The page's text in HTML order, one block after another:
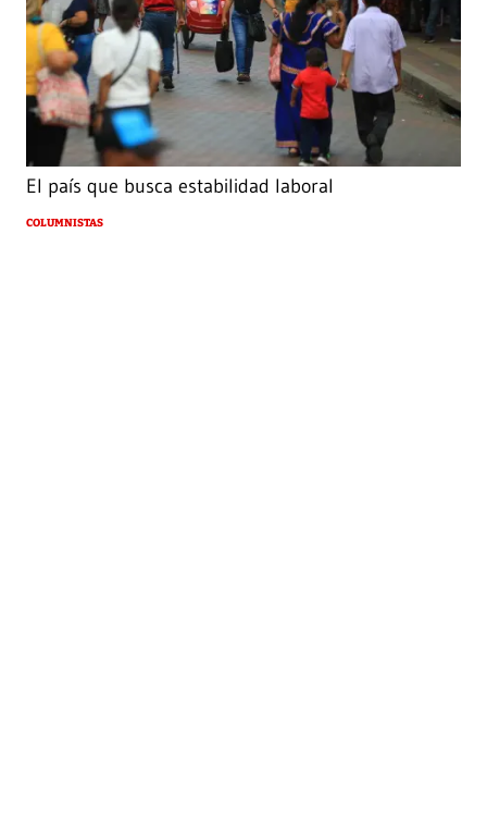
El país que busca estabilidad laboral
COLUMNISTAS